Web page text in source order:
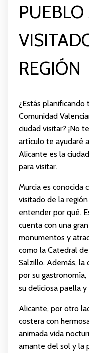
REGIÓN
¿Estás planificando
Comunidad
ciudad visitar? ¡No
artículo te ayudaré
Alicante es la
para visitar.
Murcia es conocida
visitado de la
entender por qué.
cuenta con una
monumentos y
como la Catedral
Salzillo. Además, la
por su
su deliciosa paella y
Alicante, por otro
costera con
animada vida
amante del sol y la